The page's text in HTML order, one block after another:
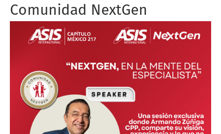
Comunidad NextGen